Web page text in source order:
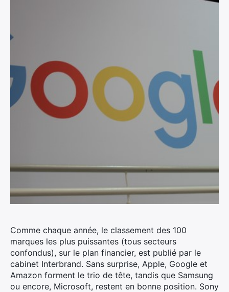
Comme chaque année, le classement des 100
marques les plus puissantes (tous secteurs
confondus), sur le plan financier, est publié par le
cabinet Interbrand. Sans surprise, Apple, Google et
Amazon forment le trio de tête, tandis que Samsung
ou encore, Microsoft, restent en bonne position. Sony